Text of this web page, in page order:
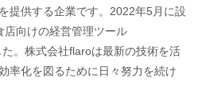
提供する企業です。2022年5月に設
店向けの経営管理ツール
た。株式会社flaroは最新の技術を活
率化を図るために日々努力を続け